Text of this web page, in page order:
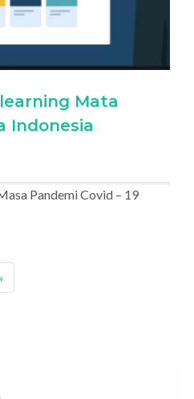
Mata
Indonesia
Pandemi Covid – 19